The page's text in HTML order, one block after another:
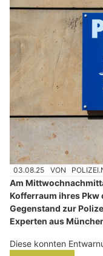
03.08.25 VON
Am
Kofferraum ihres
Gegenstand zur
Experten aus
Diese konnten